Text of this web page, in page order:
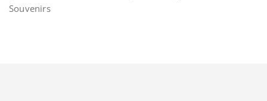
Souvenirs